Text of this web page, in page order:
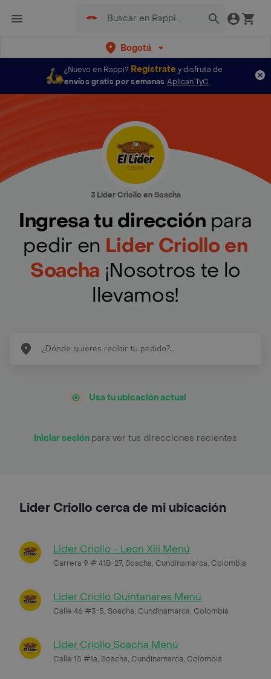
Bogotá
¿Nuevo en Rappi? Regístratey disfruta de
envíos gratis por semanas Aplican TyC
3 Lider Criollo en Soacha
Ingresa tu dirección para
pedir en Lider Criollo en
Soacha ¡Nosotros te lo
llevamos!
Usa tu ubicación actual
Iniciar sesión para ver tus direcciones recientes
Lider Criollo cerca de mi ubicación
Lider Criollo - Leon Xiii Menú
Carrera 9 # 41B-27, Soacha, Cundinamarca, Colombia
Lider Criollo Quintanares Menú
Calle 46 #3-5, Soacha, Cundinamarca, Colombia
Lider Criollo Soacha Menú
Calle 15 #1a, Soacha, Cundinamarca, Colombia